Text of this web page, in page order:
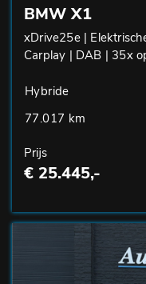
BMW X1
xDrive25e |
Carplay | DAB | 35x
Hybride
77.017 km
Prijs
€ 25.445,-